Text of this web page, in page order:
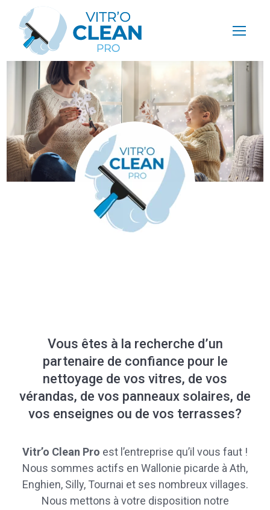
Vous êtes à la recherche d’un
partenaire de confiance pour le
nettoyage de vos vitres, de vos
vérandas, de vos panneaux solaires, de
vos enseignes ou de vos terrasses?
Vitr’o Clean Pro est l’entreprise qu’il vous faut !
Nous sommes actifs en Wallonie picarde à Ath,
Enghien, Silly, Tournai et ses nombreux villages.
Nous mettons à votre disposition notre